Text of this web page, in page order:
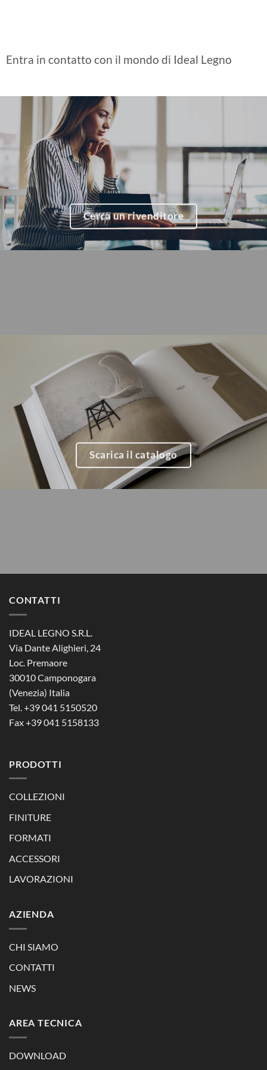
Entra in contatto con il mondo di Ideal Legno
Cerca un rivenditore
Scarica il catalogo
CONTATTI
IDEAL LEGNO S.R.L.
Via Dante Alighieri, 24
Loc. Premaore
30010 Camponogara
(Venezia) Italia
Tel. +39 041 5150520
Fax +39 041 5158133
PRODOTTI
COLLEZIONI
FINITURE
FORMATI
ACCESSORI
LAVORAZIONI
AZIENDA
CHI SIAMO
CONTATTI
NEWS
AREA TECNICA
DOWNLOAD